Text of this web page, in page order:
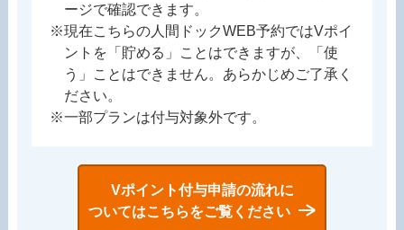
ージで確認できます。
※現在こちらの人間ドックWEB予約ではVポイ
ントを「貯める」ことはできますが、「使
う」ことはできません。あらかじめご了承く
ださい。
※一部プランは付与対象外です。
Vポイント付与申請の流れに
ついてはこちらをご覧ください